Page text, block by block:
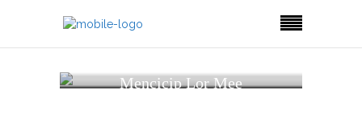
Mencicip Lor Mee